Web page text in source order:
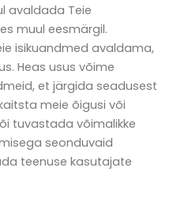
avaldada Teie
muul eesmärgil.
isikuandmed avaldama,
Heas usus võime
et järgida seadusest
meie õigusi või
tuvastada võimalikke
seonduvaid
teenuse kasutajate